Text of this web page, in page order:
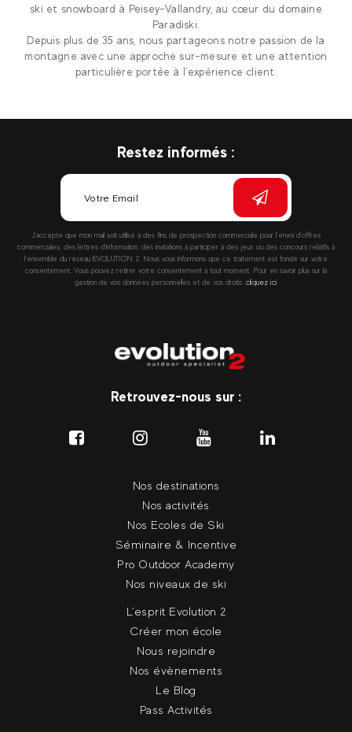
ski et snowboard à Peisey-Vallandry, au cœur du domaine
Paradiski.
Depuis plus de 35 ans, nous partageons notre passion de la
montagne avec une approche sur-mesure et une attention
particulière portée à l’expérience client.
Restez informés :
J’accepte que mon mail soit utilisé à des fins de prospection commerciale pour l’envoi d’offres
commerciales, des lettres d’information, des invitations à participer à des jeux ou des concours relatifs à
l’ensemble du réseau EVOLUTION 2. Nous vous informons que ce traitement est fondé sur votre
consentement. Vous pouvez retirer votre consentement à tout moment. Pour en savoir plus sur la
gestion de vos données personnelles et de vos droits :cliquez ici
Retrouvez-nous sur :
Nos destinations
Nos activités
Nos Ecoles de Ski
Séminaire & Incentive
Pro Outdoor Academy
Nos niveaux de ski
L'esprit Evolution 2
Créer mon école
Nous rejoindre
Nos évènements
Le Blog
Pass Activités